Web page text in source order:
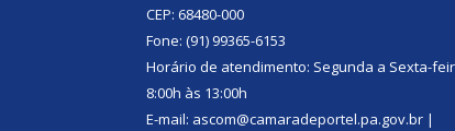
CEP: 68480-000
Fone: (91) 99365-6153
Horário de atendimento: Segunda a Sexta-
8:00h às 13:00h
E-mail: ascom@camaradeportel.pa.gov.br |